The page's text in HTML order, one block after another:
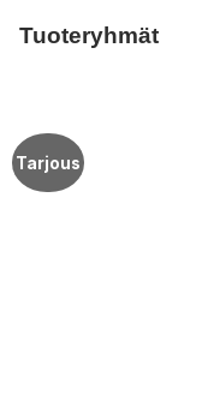
Tuoteryhmät
Tarjous